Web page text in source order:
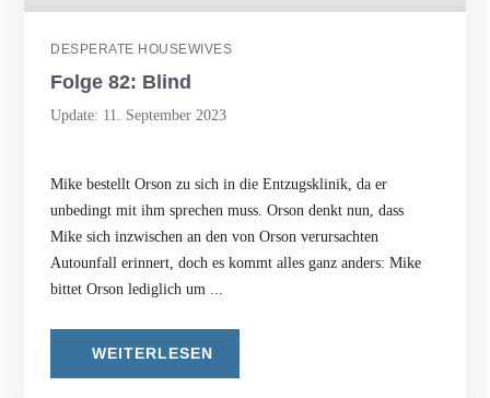
DESPERATE HOUSEWIVES
Folge 82: Blind
Update: 11. September 2023
Mike bestellt Orson zu sich in die Entzugsklinik, da er
unbedingt mit ihm sprechen muss. Orson denkt nun, dass
Mike sich inzwischen an den von Orson verursachten
Autounfall erinnert, doch es kommt alles ganz anders: Mike
bittet Orson lediglich um ...
WEITERLESEN